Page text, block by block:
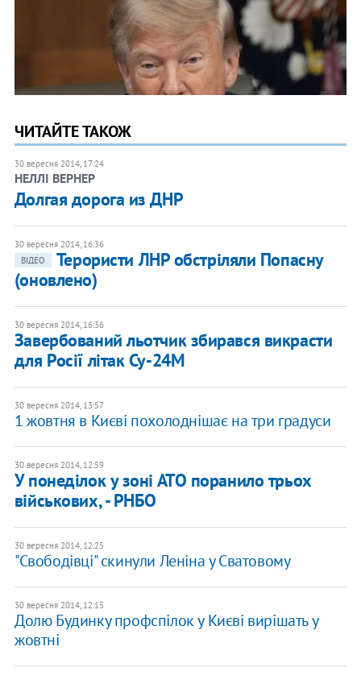
ЧИТАЙТЕ ТАКОЖ
30 вересня 2014, 17:24
НЕЛЛІ ВЕРНЕР
Долгая дорога из ДНР
30 вересня 2014, 16:36
ВІДЕО
Терористи ЛНР обстріляли Попасну
(оновлено)
30 вересня 2014, 16:36
Завербований льотчик збирався викрасти
для Росії літак Су-24М
30 вересня 2014, 13:57
1 жовтня в Києві похолоднішає на три градуси
30 вересня 2014, 12:59
У понеділок у зоні АТО поранило трьох
військових, - РНБО
30 вересня 2014, 12:25
"Свободівці" скинули Леніна у Сватовому
30 вересня 2014, 12:15
Долю Будинку профспілок у Києві вирішать у
жовтні